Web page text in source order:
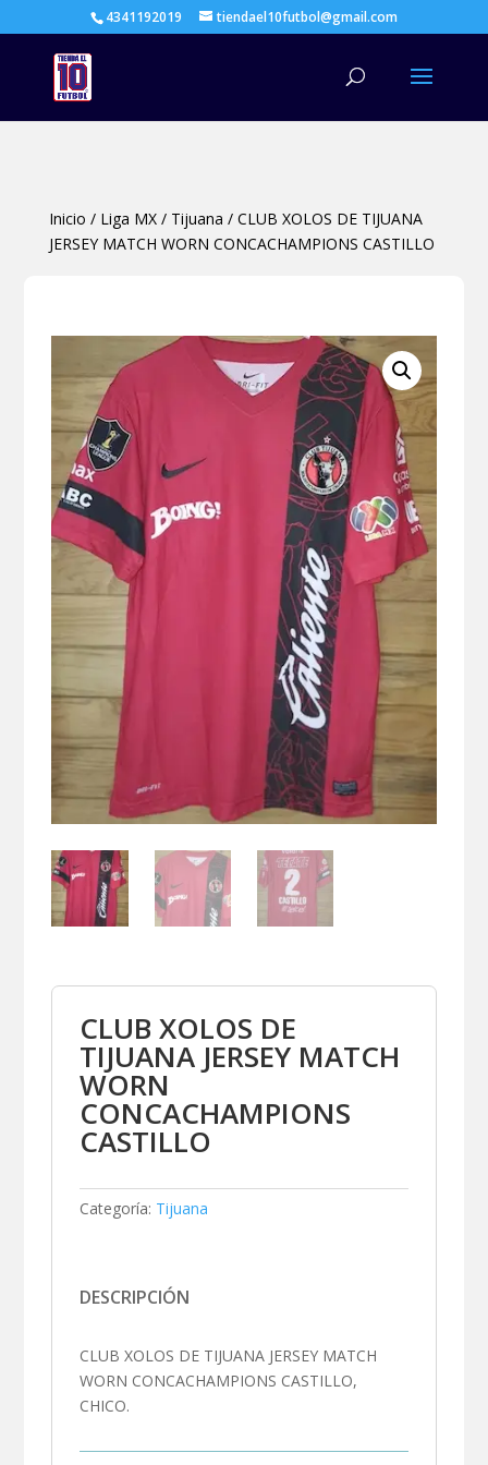
4341192019 tiendael10futbol@gmail.com
Inicio / Liga MX/ Tijuana / CLUB XOLOS DE TIJUANA
JERSEY MATCH WORN CONCACHAMPIONS CASTILLO
CLUB XOLOS DE
TIJUANA JERSEY MATCH
WORN
CONCACHAMPIONS
CASTILLO
Categoría: Tijuana
DESCRIPCIÓN
CLUB XOLOS DE TIJUANA JERSEY MATCH
WORN CONCACHAMPIONS CASTILLO,
CHICO.